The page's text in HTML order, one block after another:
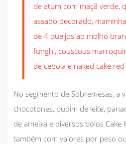
de atum com maçã verde,
assado decorado,
de 4 queijos ao molho
funghi, couscous
de cebola e naked cake red
No segmento de Sobremesas, a
chocotones, pudim de leite,
de ameixa e diversos bolos Cake
também com valores por peso